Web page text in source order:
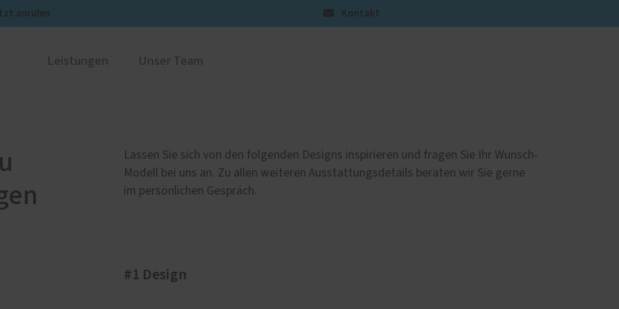
anrufen Kontakt
Leistungen
Holz-Aluminium
und Denkmal
Balkontüren
Hebe-Schiebe-Türen
Parallel-Schiebe-Kipp-Türen
Raffstoren von ROMA
Rollladen von ROMA
Unser Team
Lassen Sie sich von den folgenden Designs inspirieren und fragen Sie Ihr Wunsch-
Modell bei uns an. Zu allen weiteren Ausstattungsdetails beraten wir Sie gerne
im persönlichen Gespräch.
#1 Design